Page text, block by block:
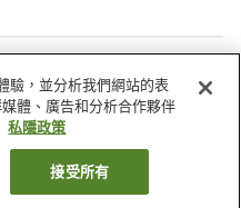
水療/美容院
休息室
倉敷百夫長酒店及水療中心
驗，並分析我們網站的表
體、廣告和分析合作夥伴
私隱政策
接受所有